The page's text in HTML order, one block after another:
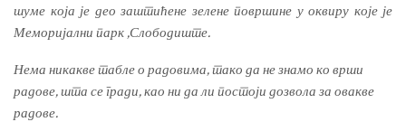
шуме која је део заштићене зелене површине у оквиру које је
Меморијални парк ,Слободиште.
Нема никакве табле о радовима, тако да не знамо ко врши
радове, шта се гради, као ни да ли постоји дозвола за овакве
радове.